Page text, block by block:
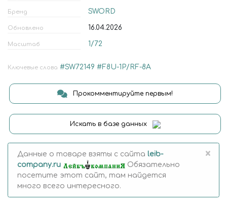
Бренд SWORD
Обновлено 16.04.2026
Масштаб 1/72
Ключевые слова #SW72149 #F8U-1P/RF-8A
Прокомментируйте первым!
Искать в базе данных
Данные о товаре взяты с сайта leib-
company.ru
Обязательно
посетите этот сайт, там найдется
много всего интересного.
×